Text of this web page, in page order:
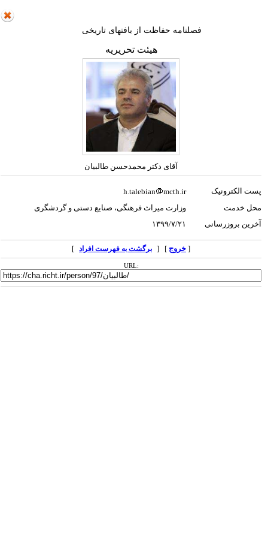
فصلنامه حفاظت از بافتهای تاریخی
هیئت تحریریه
آقای دکتر محمدحسن طالبیان
پست الکترونیک h.talebian
mcth.ir
محل خدمت
وزارت میراث فرهنگی، صنایع دستی و گردشگری
آخرین بروزرسانی
۱۳۹۹/۷/۲۱
خروج] [ برگشت به فهرست افراد ]
URL: